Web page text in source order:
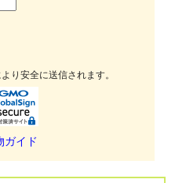
り安全に送信されます。
ガイド